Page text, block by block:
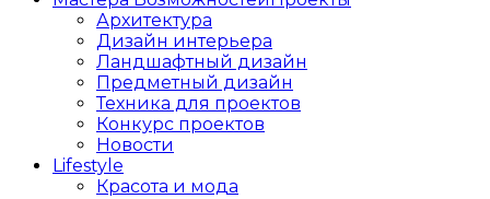
Архитектура
Дизайн интерьера
Ландшафтный дизайн
Предметный дизайн
Техника для проектов
Конкурс проектов
Новости
Lifestyle
Красота и мода